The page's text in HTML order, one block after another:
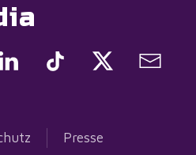
Presse